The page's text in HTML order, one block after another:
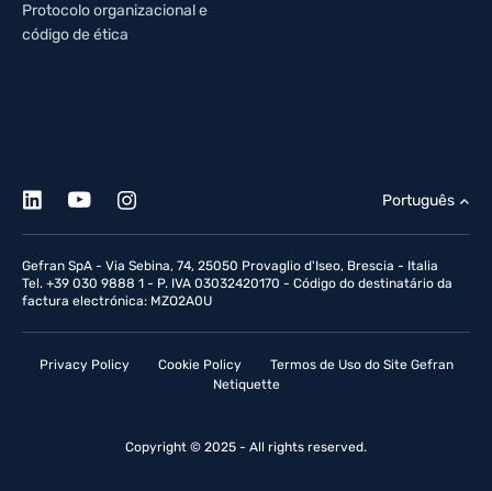
Protocolo organizacional e
código de ética
Gefran SpA - Via Sebina, 74, 25050 Provaglio d'Iseo, Brescia - Italia
Tel. +39 030 9888 1 - P. IVA 03032420170 - Código do destinatário da
factura electrónica: MZO2A0U
Português
Privacy Policy Cookie Policy
Termos de Uso do Site Gefran
Netiquette
Copyright © 2025 - All rights reserved.